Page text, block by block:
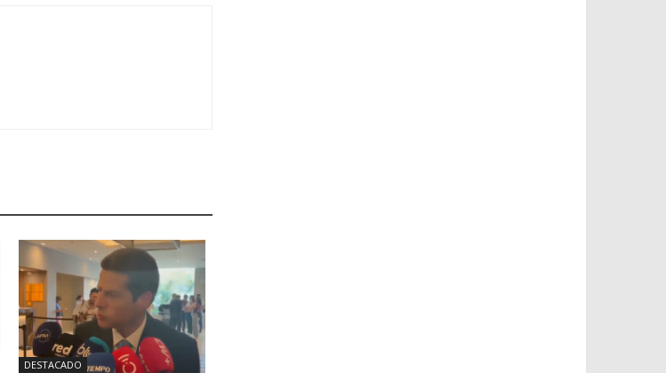
DESTACADO